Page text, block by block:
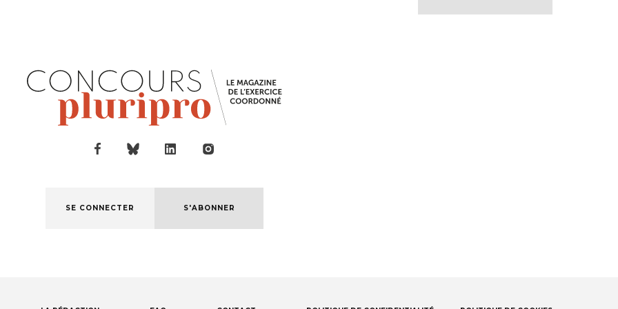
SE CONNECTER S'ABONNER